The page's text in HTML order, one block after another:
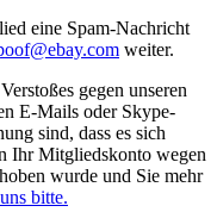
eine Spam-Nachricht
weiter.
gegen unseren
E-Mails oder Skype-
sind, dass es sich
Ihr Mitgliedskonto wegen
wurde und Sie mehr
bitte.